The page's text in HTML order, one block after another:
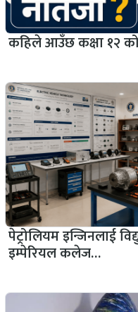
कहिले आउँछ कक्षा १२
पेट्रोलियम इन्जिनलाई
इम्पेरियल कलेज…